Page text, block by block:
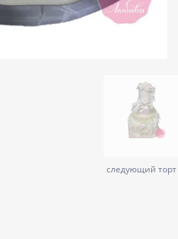
следующий торт